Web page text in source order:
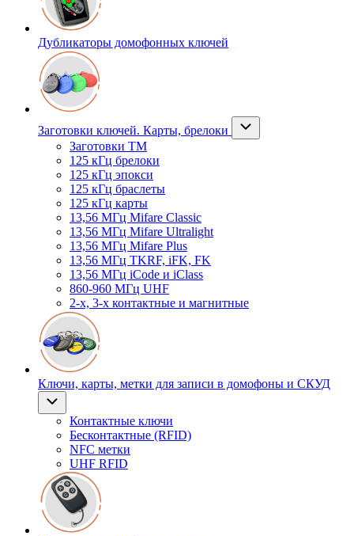
Дубликаторы домофонных ключей
Заготовки ключей. Карты, брелоки
Заготовки ТМ
125 кГц брелоки
125 кГц эпокси
125 кГц браслеты
125 кГц карты
13,56 МГц Mifare Classic
13,56 МГц Mifare Ultralight
13,56 МГц Mifare Plus
13,56 МГц TKRF, iFK, FK
13,56 МГц iCode и iClass
860-960 МГц UHF
2-х, 3-х контактные и магнитные
Ключи, карты, метки для записи в домофоны и СКУД
Контактные ключи
Бесконтактные (RFID)
NFC метки
UHF RFID